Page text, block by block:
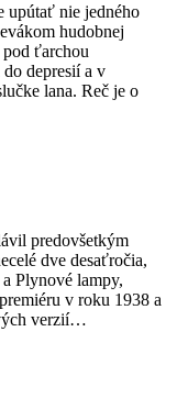
upútať nie jedného
hudobnej
ťarchou
do depresií a v
lana. Reč je o
predovšetkým
dve desaťročia,
Plynové lampy,
v roku 1938 a
verzií…